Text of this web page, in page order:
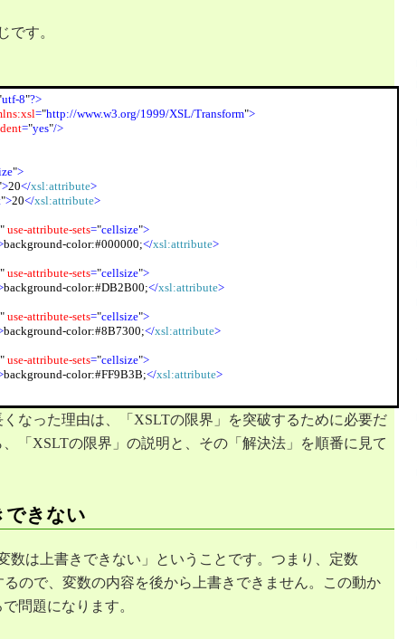
" ></ row
です。
utf-8"?>
="http://www.w3.org/1999/XSL/Transform">
="yes"/>
">
>20</xsl:attribute>
">20</xsl:attribute>
" use-attribute-sets="cellsize">
background-color:#000000;</xsl:attribute>
" use-attribute-sets="cellsize">
background-color:#DB2B00;</xsl:attribute>
" use-attribute-sets="cellsize">
background-color:#8B7300;</xsl:attribute>
" use-attribute-sets="cellsize">
background-color:#FF9B3B;</xsl:attribute>
0 " cellspacing="1">
countup"
prmcount" select=" 1 " />
" len" select= "string-length(@value)
なった理由は、「XSLTの限界」を突破するために必要だ
「XSLTの限界」の説明と、その「解決法」を順番に見て
できない
数は上書きできない」ということです。つまり、定数
るので、変数の内容を後から上書きできません。この動か
問題になります。